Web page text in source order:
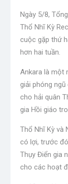
Ngày 5/8,
Thổ Nhĩ Kỳ
cuộc gặp thứ
hơn hai tuần.
Ankara là một
giải phóng
cho hải quân
gia Hồi giáo
Thổ Nhĩ Kỳ và
có lợi, trước
Thụy Điển gia
cho các hoạt